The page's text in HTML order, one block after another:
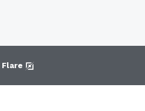
Flare